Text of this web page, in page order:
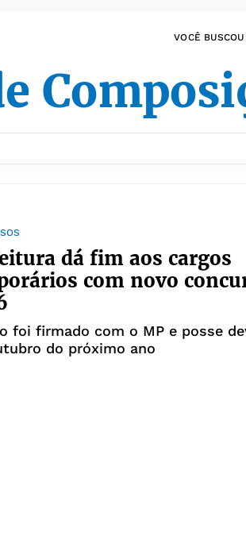
VOCÊ
dá fim aos cargos
com novo
foi firmado com o MP e posse
do próximo ano